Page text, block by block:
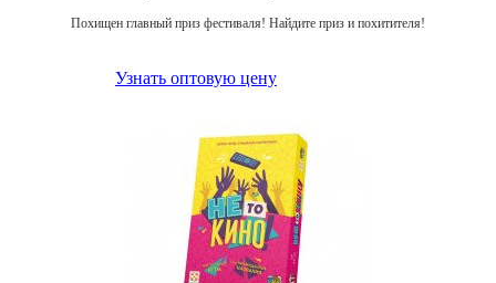
Похищен главный приз фестиваля! Найдите приз и похитителя!
Узнать оптовую цену